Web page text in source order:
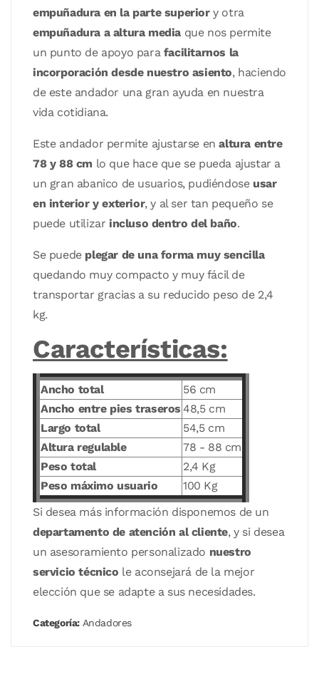
empuñadura en la parte superiory otra
empuñadura a altura media que nos permite
un punto de apoyo para facilitarnos la
incorporación desde nuestro asiento, haciendo
de este andador una gran ayuda en nuestra
vida cotidiana.
Este andador permite ajustarse enaltura entre
78 y 88 cm lo que hace que se pueda ajustar a
un gran abanico de usuarios, pudiéndose usar
en interior y exterior, y al ser tan pequeño se
puede utilizar incluso dentro del baño.
Se puedeplegar de una forma muy sencilla
quedando muy compacto y muy fácil de
transportar gracias a su reducido peso de 2,4
kg.
Características:
Ancho total
56 cm
Ancho entre pies traseros 48,5 cm
Largo total
54,5 cm
Altura regulable
78 - 88 cm
Peso total
2,4 Kg
Peso máximo usuario
100 Kg
Si desea más información disponemos de un
departamento de atención al cliente, y si desea
un asesoramiento personalizado nuestro
servicio técnico le aconsejará de la mejor
elección que se adapte a sus necesidades.
Categoría: Andadores